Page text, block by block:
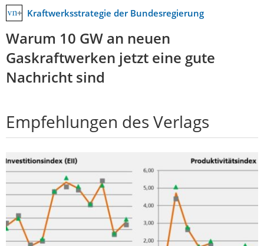
Kraftwerksstrategie der Bundesregierung
Warum 10 GW an neuen
Gaskraftwerken jetzt eine gute
Nachricht sind
Empfehlungen des Verlags